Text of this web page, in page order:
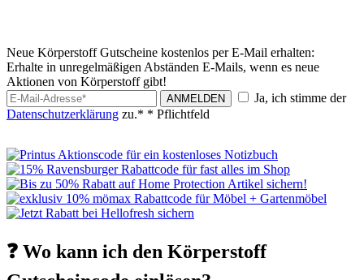
Neue Körperstoff Gutscheine kostenlos per E-Mail erhalten:
Erhalte in unregelmäßigen Abständen E-Mails, wenn es neue
Aktionen von Körperstoff gibt!
ANMELDEN
Ja, ich stimme der
Datenschutzerklärung zu.* * Pflichtfeld
❓ Wo kann ich den Körperstoff